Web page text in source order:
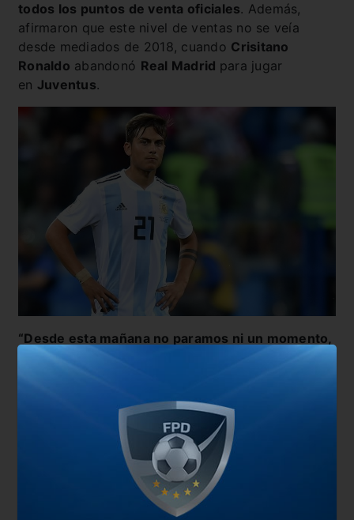
todos los puntos de venta oficiales. Además,
afirmaron que este nivel de ventas no se veía
desde mediados de 2018, cuando Crisitano
Ronaldo abandonó Real Madrid para jugar
en Juventus.
“Desde esta mañana no paramos ni un momento,
no hemos hecho más que estampar camisetas
debut con la camiseta de laRomael próximo
sábado, en un partido amistoso que jugará el
equipo dirigido por
José Mourinho
Portugal.
También te puede interesar